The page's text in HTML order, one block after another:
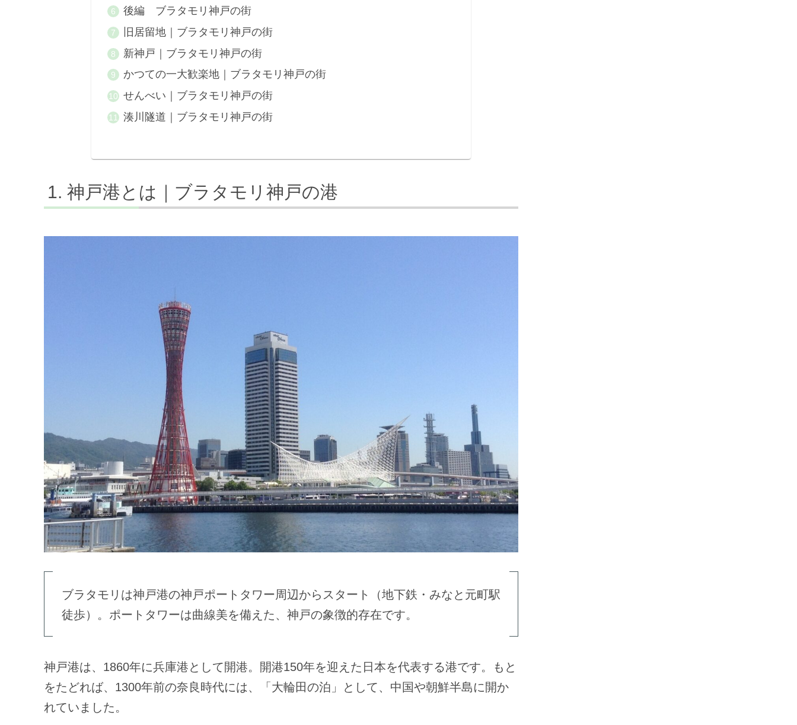
後編 ブラタモリ神戸の街
旧居留地｜ブラタモリ神戸の街
新神戸｜ブラタモリ神戸の街
かつての一大歓楽地｜ブラタモリ神戸の街
せんべい｜ブラタモリ神戸の街
湊川隧道｜ブラタモリ神戸の街
神戸港とは｜ブラタモリ神戸の港
ブラタモリは神戸港の神戸ポートタワー周辺からスタート（地下鉄・みなと元町駅
徒歩）。ポートタワーは曲線美を備えた、神戸の象徴的存在です。
神戸港は、1860年に兵庫港として開港。開港150年を迎えた日本を代表する港です。もと
をたどれば、1300年前の奈良時代には、「大輪田の泊」として、中国や朝鮮半島に開か
れていました。